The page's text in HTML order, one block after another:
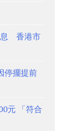
息 香港市
停擺提前
元 「符合